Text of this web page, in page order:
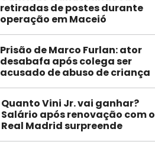
retiradas de postes durante
operação em Maceió
Prisão de Marco Furlan: ator
desabafa após colega ser
acusado de abuso de criança
Quanto Vini Jr. vai ganhar?
Salário após renovação com o
Real Madrid surpreende